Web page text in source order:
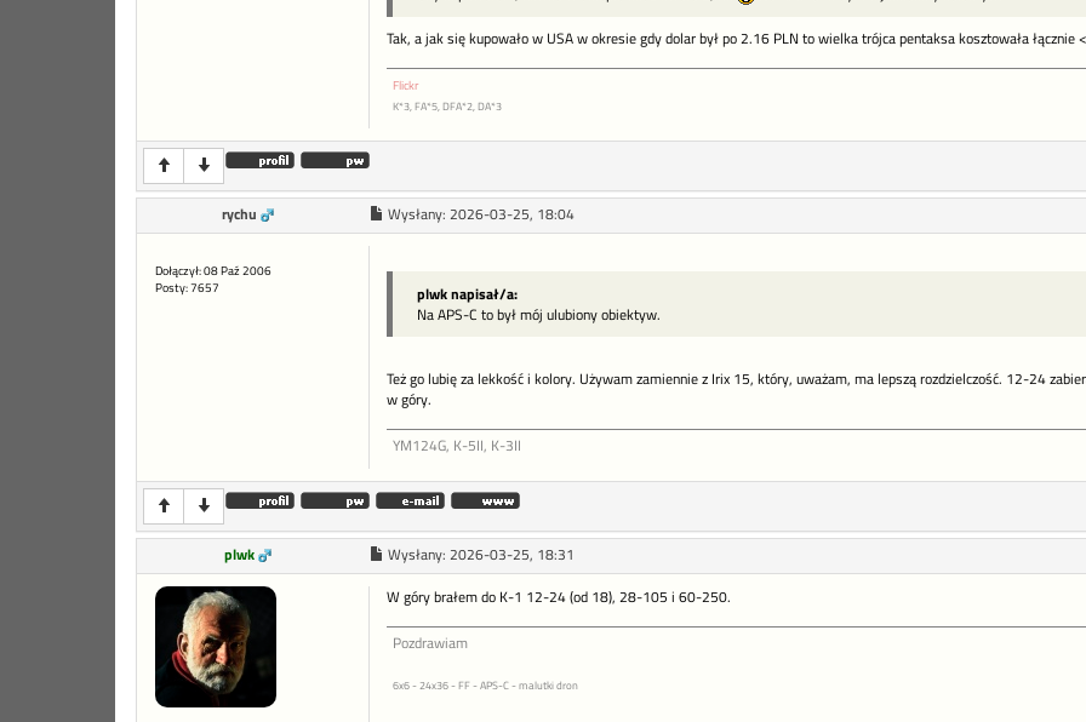
Tak, a jak się kupowało w USA w okresie gdy dolar był po 2.16 PLN to wielka trójca pentaksa kosztowała łącznie
Flickr
K*3, FA*5, DFA*2, DA*3
rychu Wysłany: 2026-03-25, 18:04
Dołączył: 08 Paź 2006
Posty: 7657
plwk napisał/a:
Na APS-C to był mój ulubiony obiektyw.
Też go lubię za lekkość i kolory. Używam zamiennie z Irix 15, który, uważam, ma lepszą rozdzielczość. 12-24
w góry.
YM124G, K-5II, K-3II
plwk Wysłany: 2026-03-25, 18:31
W góry brałem do K-1 12-24 (od 18), 28-105 i 60-250.
Pozdrawiam
6x6 - 24x36 - FF - APS-C - malutki dron